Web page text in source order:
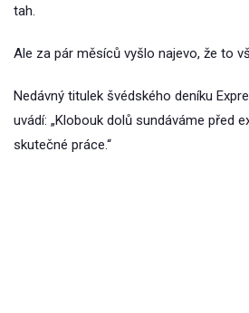
tah.
Ale za pár měsíců vyšlo najevo, že to
Nedávný titulek švédského deníku
uvádí: „Klobouk dolů sundáváme před
skutečné práce.“